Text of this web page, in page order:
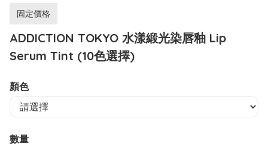
固定價格
ADDICTION TOKYO 水漾緞光染唇釉 Lip
Serum Tint (10色選擇)
顏色
數量